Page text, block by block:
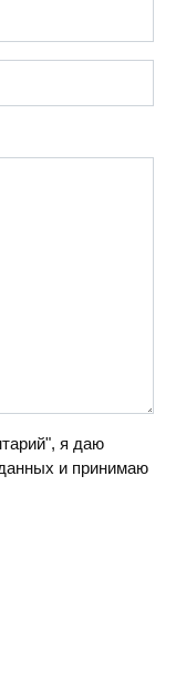
я даю
и принимаю